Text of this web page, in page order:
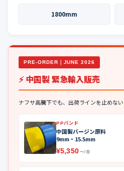
1800mm
PRE-ORDER｜JUNE 2026
⚡ 中国製 緊急輸入販売
ナフサ高騰下でも、出荷ラインを止めない
PPバンド
中国製バージン原料
9mm・15.5mm
¥5,350 〜/巻